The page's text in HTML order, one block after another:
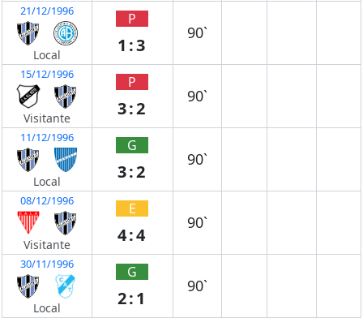
21/12/1996
Local
P
1:3
90`
15/12/1996
Visitante
P
3:2
90`
11/12/1996
Local
G
3:2
90`
08/12/1996
Visitante
E
4:4
90`
30/11/1996
Local
G
2:1
90`